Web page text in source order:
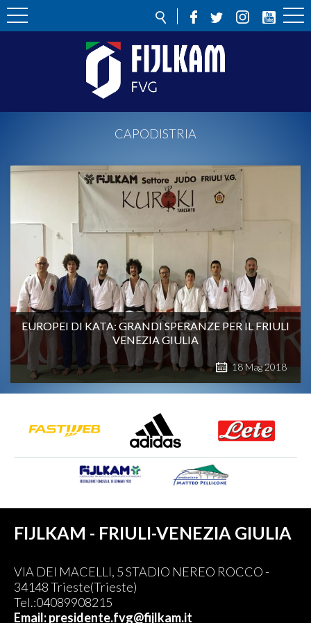
CAPODISTRIA
EUROPEI DI KATA: GRANDI SPERANZE PER IL FRIULI
VENEZIA GIULIA
18 Mag2018
FIJLKAM - FRIULI-VENEZIA GIULIA
VIA DEI MACELLI, 5 STADIO NEREO ROCCO -
34148 Trieste(Trieste)
Tel.:04089908215
Email: presidente.fvg@fijlkam.it